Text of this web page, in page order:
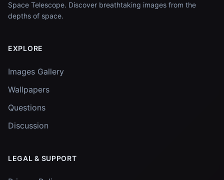
Space Telescope. Discover breathtaking images from the
depths of space.
EXPLORE
Images Gallery
Wallpapers
Questions
Discussion
LEGAL & SUPPORT